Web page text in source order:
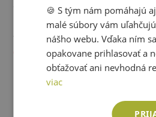
Fuchsiová strukturovaná blúzka
146
Cena: 3,44 €
Pridať do košíka
🍪 S tým nám pomáhajú
malé súbory vám
nášho webu. Vďaka ním
opakovane prihlasovať a
obťažovať ani nevhodná
viac